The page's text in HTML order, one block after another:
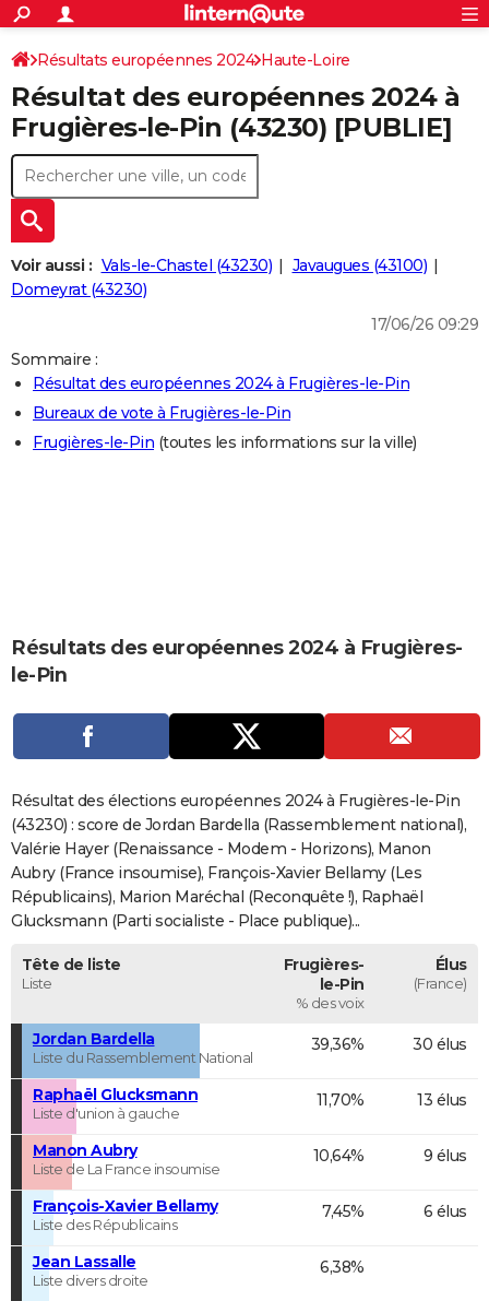
ACTUALITÉS
Politique
Société
Faits Divers
Education
Monde
Villes
+
SPORT
Coupe du monde 2026
Football
Tennis
Cyclisme
Rugby
Forum
CULTURE
Programme TV
TNT
Streaming
Cinéma
Sorties cinéma
Musique
+
FINANCE
Retraite
Impôts
Epargne
Immobilier
Risques naturels par ville
Banque
Assurance
Crédit
AUTO
Essais
Réserver un essai
Citadines
Berlines
SUV
Forum auto
+
HIGH-TECH
Mobiles
Meilleur smartphone
Internet
Ordinateurs
Jeux vidéo
Guide high-tech
+
BRICOLAGE
Guides de France
Escapades
Patrimoine
Expositions
Musées
Week-end nature
LIFESTYLE
Art de vivre
Bien-être
Loisirs
Mode
Modes de vie
CARTE DE VOEUX
Carte de Noël
Carte Bonne année
Carte Saint-Valentin
Carte Pâques
Carte d'anniversaire
Dictionnaire
Biographies
Expressions
Proverbes
PROGRAMME TV
S'inscrire
Se connecter
Lycées
Collèges
Primaires
Universités
Entreprises
Service militaire
Avis de recherche
AVIS DE DÉCÈS
FORUM
Bricolage
Lifestyle
Culture
SportAuto
Television
Voyage
Cinema
S'inscrire
Connexion
Résultats européennes 2024 Haute-Loire
Résultat des européennes 2024 à
Frugières-le-Pin (43230) [PUBLIE]
Voir aussi : Vals-le-Chastel (43230)
Javaugues (43100)
Domeyrat (43230)
17/06/26 09:29
Sommaire :
Résultat des européennes 2024 à Frugières-le-Pin
Bureaux de vote à Frugières-le-Pin
Frugières-le-Pin (toutes les informations sur la ville)
Résultats des européennes 2024 à Frugières-
le-Pin
Résultat des élections européennes 2024 à Frugières-le-Pin
(43230) : score de Jordan Bardella (Rassemblement national),
Valérie Hayer (Renaissance - Modem - Horizons), Manon
Aubry (France insoumise), François-Xavier Bellamy (Les
Républicains), Marion Maréchal (Reconquête !), Raphaël
Glucksmann (Parti socialiste - Place publique)...
Tête de liste
Liste
Frugières-
le-Pin
% des voix
Élus
(France)
Jordan Bardella
Liste du Rassemblement National
39,36% 30 élus
Raphaël Glucksmann
Liste d'union à gauche
11,70% 13 élus
Manon Aubry
Liste de La France insoumise
10,64% 9 élus
François-Xavier Bellamy
Liste des Républicains
7,45% 6 élus
Jean Lassalle
Liste divers droite
6,38%